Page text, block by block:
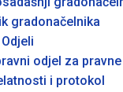
gradonačelnika
odjel za
i protokol